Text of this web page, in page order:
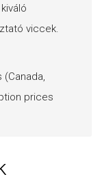
viccek.
prices